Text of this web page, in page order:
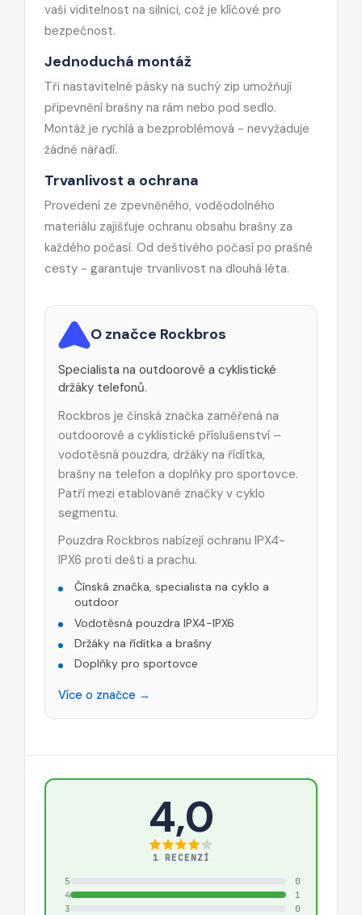
vaši viditelnost na silnici, což je klíčové pro
bezpečnost.
Jednoduchá montáž
Tři nastavitelné pásky na suchý zip umožňují
připevnění brašny na rám nebo pod sedlo.
Montáž je rychlá a bezproblémová - nevyžaduje
žádné nářadí.
Trvanlivost a ochrana
Provedení ze zpevněného, voděodolného
materiálu zajišťuje ochranu obsahu brašny za
každého počasí. Od deštivého počasí po prašné
cesty - garantuje trvanlivost na dlouhá léta.
O značce Rockbros
Specialista na outdoorové a cyklistické
držáky telefonů.
Rockbros je čínská značka zaměřená na
outdoorové a cyklistické příslušenství –
vodotěsná pouzdra, držáky na řídítka,
brašny na telefon a doplňky pro sportovce.
Patří mezi etablované značky v cyklo
segmentu.
Pouzdra Rockbros nabízejí ochranu IPX4-
IPX6 proti dešti a prachu.
Čínská značka, specialista na cyklo a
outdoor
Vodotěsná pouzdra IPX4-IPX6
Držáky na řídítka a brašny
Doplňky pro sportovce
Více o značce →
4,0
1 RECENZÍ
5
0
4
1
3
0